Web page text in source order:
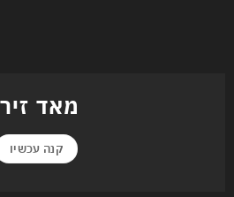
מאד זירו
קנה עכשיו